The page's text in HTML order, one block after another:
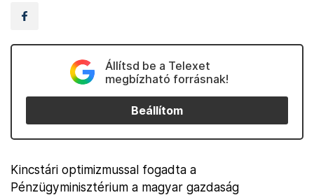
Állítsd be a Telexet
megbízható forrásnak!
Beállítom
Kincstári optimizmussal fogadta a
Pénzügyminisztérium a magyar gazdaság